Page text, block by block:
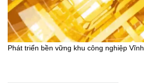
Phát triển bền vững khu công nghiệp